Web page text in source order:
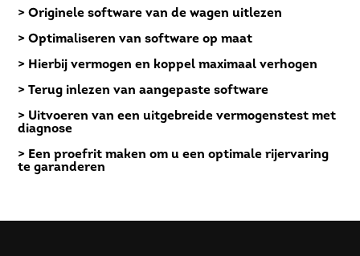
> Originele software van de wagen uitlezen
> Optimaliseren van software op maat
> Hierbij vermogen en koppel maximaal verhogen
> Terug inlezen van aangepaste software
> Uitvoeren van een uitgebreide vermogenstest met
diagnose
> Een proefrit maken om u een optimale rijervaring
te garanderen